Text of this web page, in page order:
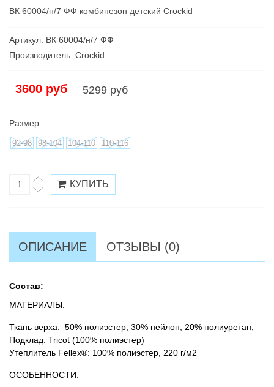
ВК 60004/н/7 ФФ комбинезон детский Crockid
Артикул: ВК 60004/н/7 ФФ
Производитель: Croсkid
5299 руб
3600 руб
Размер
92-98 98-104 104-110 110-116
ОПИСАНИЕ ОТЗЫВЫ (0)
Состав:
МАТЕРИАЛЫ:
Ткань верха: 50% полиэстер, 30% нейлон, 20% полиуретан,
Подклад: Tricot (100% полиэстер)
Утеплитель Fellex®: 100% полиэстер, 220 г/м2
ОСОБЕННОСТИ: